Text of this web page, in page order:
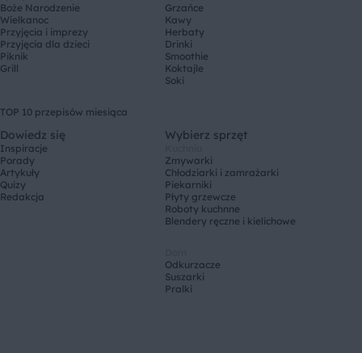
Boże Narodzenie
Wielkanoc
Przyjęcia i imprezy
Przyjęcia dla dzieci
Piknik
Grill
Grzańce
Kawy
Herbaty
Drinki
Smoothie
Koktajle
Soki
TOP 10 przepisów miesiąca
Dowiedz się
Inspiracje
Porady
Artykuły
Quizy
Redakcja
Wybierz sprzęt
Zmywarki
Chłodziarki i zamrażarki
Piekarniki
Płyty grzewcze
Roboty kuchnne
Blendery ręczne i kielichowe
Odkurzacze
Suszarki
Pralki